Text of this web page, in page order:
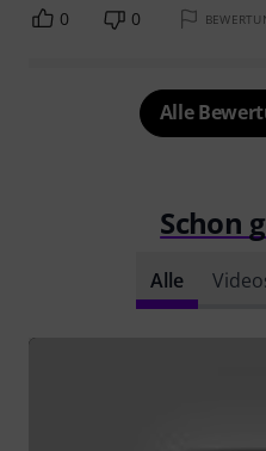
0 0
Alle
Schon
Alle